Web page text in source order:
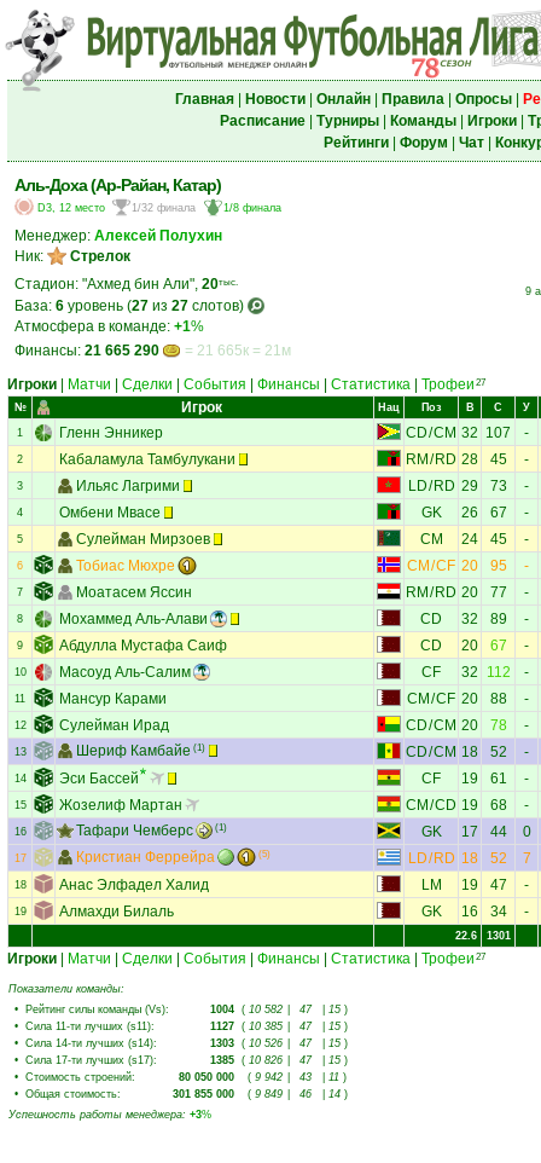
Главная| Новости| Онлайн| Правила| Опросы|
Расписание| Турниры| Команды| Игроки|
Рейтинги| Форум Чат|
Аль-Доха (Ар-Райан, Катар)
D3, 12 место 1/32 финала 1/8 финала
Менеджер: Алексей Полухин
Ник:
Стрелок
Стадион: "Ахмед бин Али", 20тыс.
База: 6 уровень (27 из 27 слотов)
Атмосфера в команде: +1%
Финансы: 21 665 290 = 21 665к = 21м
9
Игроки Матчи Сделки События Финансы Статистика Трофеи 27
№ Игрок Нац Поз В С У
1 Гленн Энникер CD/CM 32 107 -
2 Кабаламула Тамбулукани RM / RD 28 45 -
3 Ильяс Лагрими LD/RD 29 73 -
4 Омбени Мвасе GK 26 67 -
5 Сулейман Мирзоев CM 24 45 -
6 Тобиас Мюхре CM /CF 20 95 -
7 Моатасем Яссин RM / RD 20 77 -
8 Мохаммед Аль-Алави CD 32 89 -
9 Абдулла Мустафа Саиф CD 20 67 -
10 Масоуд Аль-Салим CF 32 112 -
11 Мансур Карами CM /CF 20 88 -
12 Сулейман Ирад CD/CM 20 78 -
13 Шериф Камбайе (1) CD/CM 18 52 -
14 Эси Бассей CF 19 61 -
15 Жозелиф Мартан CM /CD 19 68 -
16 Тафари Чемберс (1) GK 17 44 0
17 Кристиан Феррейра (5) LD/RD 18 52 7
18 Анас Элфадел Халид LM 19 47 -
19 Алмахди Билаль GK 16 34 -
22.6 1301
Игроки Матчи Сделки События Финансы Статистика Трофеи 27
Показатели команды:
• Рейтинг силы команды (Vs): 1004 ( 10 582 47 15 )
• Сила 11-ти лучших (s11): 1127 ( 10 385 47 15 )
• Сила 14-ти лучших (s14): 1303 ( 10 526 47 15 )
• Сила 17-ти лучших (s17): 1385 ( 10 826 47 15 )
• Стоимость строений: 80 050 000 ( 9 942 43 11 )
• Общая стоимость: 301 855 000 ( 9 849 46 14 )
Успешность работы менеджера: +3%